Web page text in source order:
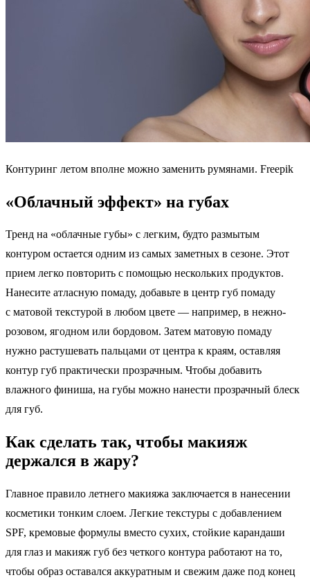
Контуринг летом вполне можно заменить румянами. Freepik
«Облачный эффект» на губах
Тренд на «облачные губы» с легким, будто размытым
контуром остается одним из самых заметных в сезоне. Этот
прием легко повторить с помощью нескольких продуктов.
Нанесите атласную помаду, добавьте в центр губ помаду
с матовой текстурой в любом цвете — например, в нежно-
розовом, ягодном или бордовом. Затем матовую помаду
нужно растушевать пальцами от центра к краям, оставляя
контур губ практически прозрачным. Чтобы добавить
влажного финиша, на губы можно нанести прозрачный блеск
для губ.
Как сделать так, чтобы макияж
держался в жару?
Главное правило летнего макияжа заключается в нанесении
косметики тонким слоем. Легкие текстуры с добавлением
SPF, кремовые формулы вместо сухих, стойкие карандаши
для глаз и макияж губ без четкого контура работают на то,
чтобы образ оставался аккуратным и свежим даже под конец